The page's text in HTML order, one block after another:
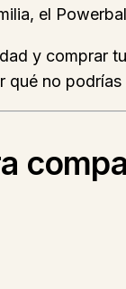
el
y comprar
qué no podrías